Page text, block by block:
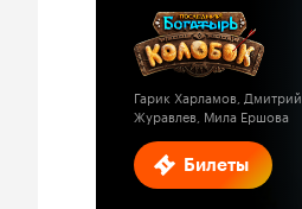
Билеты
Гарик Харламов, Дмитрий
Журавлев, Мила Ершова